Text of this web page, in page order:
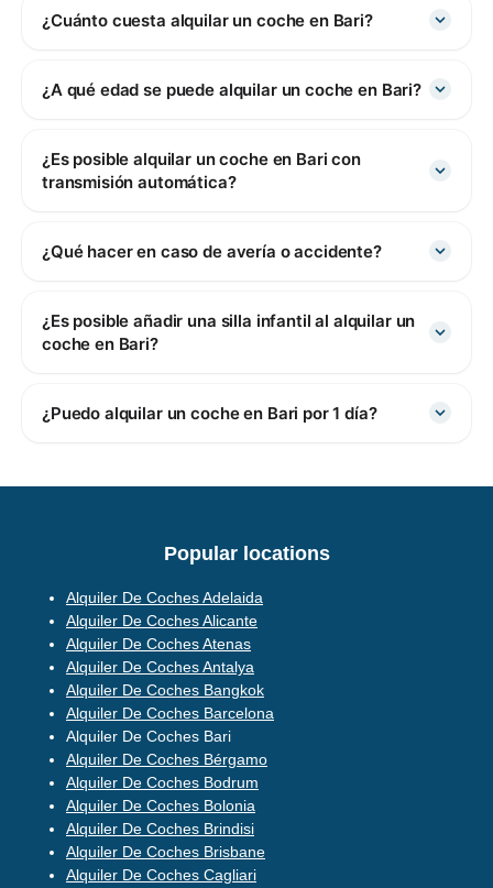
¿Cuánto cuesta alquilar un coche en Bari?
¿A qué edad se puede alquilar un coche en Bari?
¿Es posible alquilar un coche en Bari con
transmisión automática?
¿Qué hacer en caso de avería o accidente?
¿Es posible añadir una silla infantil al alquilar un
coche en Bari?
¿Puedo alquilar un coche en Bari por 1 día?
Popular locations
Alquiler De Coches Adelaida
Alquiler De Coches Alicante
Alquiler De Coches Atenas
Alquiler De Coches Antalya
Alquiler De Coches Bangkok
Alquiler De Coches Barcelona
Alquiler De Coches Bari
Alquiler De Coches Bérgamo
Alquiler De Coches Bodrum
Alquiler De Coches Bolonia
Alquiler De Coches Brindisi
Alquiler De Coches Brisbane
Alquiler De Coches Cagliari